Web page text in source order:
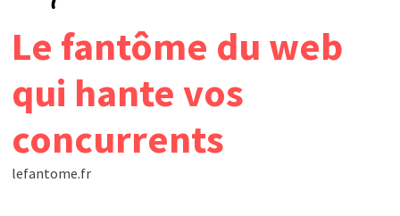
Le fantôme du web
qui hante vos
concurrents
lefantome.fr